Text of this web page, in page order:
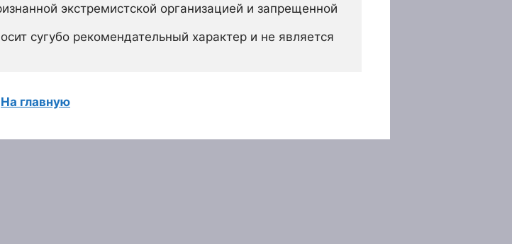
экстремистской организацией и запрещенной
сугубо рекомендательный характер и не является
На главную